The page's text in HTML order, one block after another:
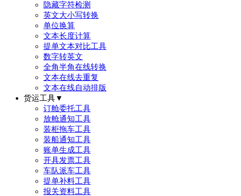
隐藏字符检测
英文大小写转换
单位换算
文本长度计算
提单文本对比工具
数字转英文
全角半角在线转换
文本在线去重复
文本在线自动排版
货运工具▼
订舱委托工具
放舱通知工具
装柜拖车工具
装船通知工具
账单生成工具
开具发票工具
车队派车工具
提单补料工具
报关资料工具